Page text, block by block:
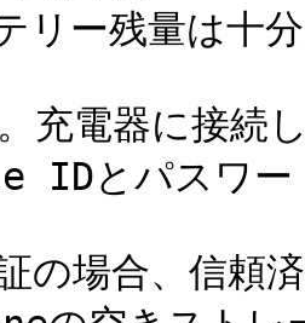
ー残量は十
充電器に接続
とパスワー
の場合、信頼